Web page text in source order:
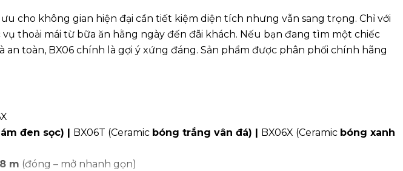
ưu cho không gian hiện đại cần tiết kiệm diện tích nhưng vẫn sang trọng. Chỉ với
thoải mái từ bữa ăn hằng ngày đến đãi khách. Nếu bạn đang tìm một chiếc
an toàn, BX06 chính là gợi ý xứng đáng. Sản phẩm được phân phối chính hãng
đen sọc) | BX06T (Ceramic bóng trắng vân đá) | BX06X (Ceramic bóng xanh
m (đóng – mở nhanh gọn)